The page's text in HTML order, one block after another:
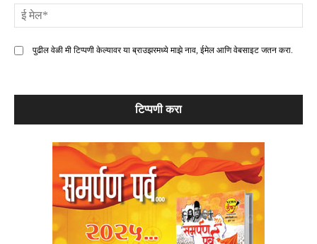
पुढील वेळी मी टिप्पणी केल्यावर या ब्राउझरमध्ये माझे नाव, ईमेल आणि वेबसाइट जतन करा.